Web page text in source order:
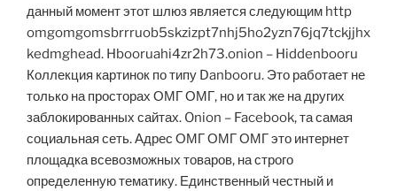
данный момент этот шлюз является следующим http
omgomgomsbrrruob5skzizpt7nhj5ho2yzn76jq7tckjjhx
kedmghead. Hbooruahi4zr2h73.onion – Hiddenbooru
Коллекция картинок по типу Danbooru. Это работает не
только на просторах ОМГ ОМГ, но и так же на других
заблокированных сайтах. Onion – Facebook, та самая
социальная сеть. Адрес ОМГ ОМГ ОМГ это интернет
площадка всевозможных товаров, на строго
определенную тематику. Единственный честный и